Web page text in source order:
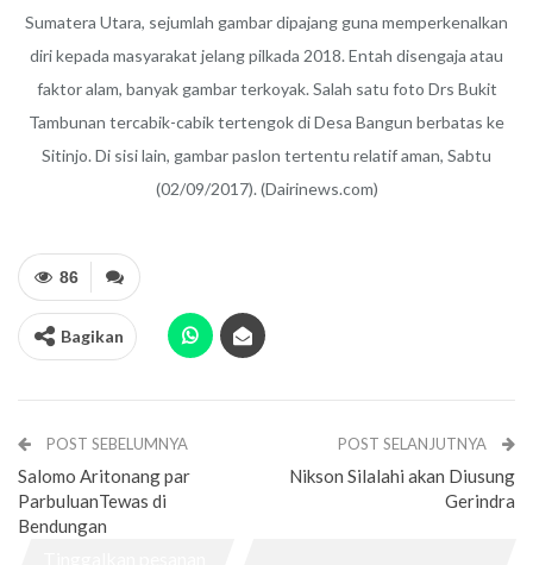
Sumatera Utara, sejumlah gambar dipajang guna memperkenalkan
diri kepada masyarakat jelang pilkada 2018. Entah disengaja atau
faktor alam, banyak gambar terkoyak. Salah satu foto Drs Bukit
Tambunan tercabik-cabik tertengok di Desa Bangun berbatas ke
Sitinjo. Di sisi lain, gambar paslon tertentu relatif aman, Sabtu
(02/09/2017). (Dairinews.com)
86
Bagikan
POST SEBELUMNYA
Salomo Aritonang par
ParbuluanTewas di
Bendungan
POST SELANJUTNYA
Nikson Silalahi akan Diusung
Gerindra